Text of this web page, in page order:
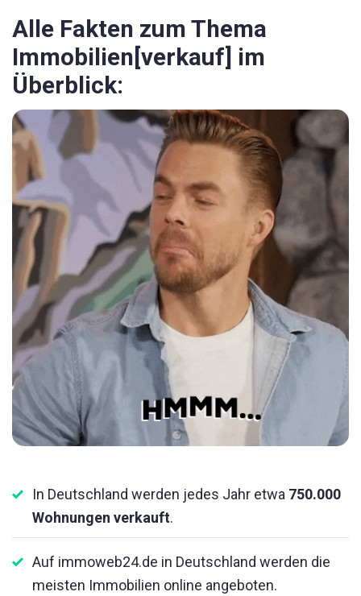
Alle Fakten zum Thema
Immobilien[verkauf] im
Überblick:
In Deutschland werden jedes Jahr etwa 750.000
Wohnungen verkauft.
Auf immoweb24.de in Deutschland werden die
meisten Immobilien online angeboten.